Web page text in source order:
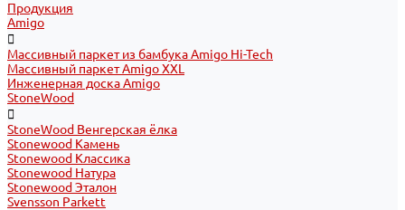
Продукция
Amigo
Массивный паркет из бамбука Amigo Hi-Tech
Массивный паркет Amigo XXL
Инженерная доска Amigo
StoneWood
StoneWood Венгерская ёлка
Stonewood Камень
Stonewood Классика
Stonewood Натура
Stonewood Эталон
Svensson Parkett